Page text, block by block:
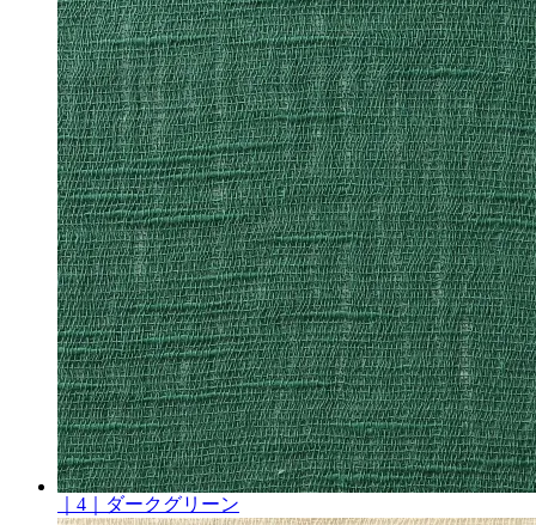
｜4｜ダークグリーン